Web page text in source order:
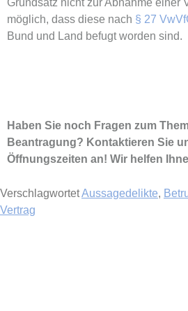
Grundsatz nicht zur Abnahme einer
möglich, dass diese nach § 27
Bund und Land befugt worden sind.
Haben Sie noch Fragen zum
Beantragung? Kontaktieren Sie
Öffnungszeiten an! Wir helfen
VerschlagwortetAussagedelikte,
Vertrag